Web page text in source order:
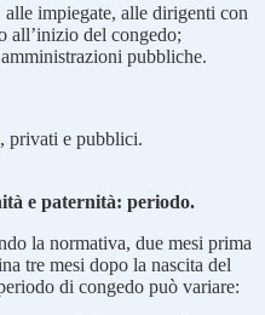
alle impiegate, alle dirigenti con
all’inizio del congedo;
pubbliche.
privati e pubblici.
e paternità: periodo.
la normativa, due mesi prima
tre mesi dopo la nascita del
di congedo può variare: